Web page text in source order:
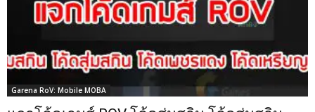
Garena RoV: Mobile MOBA